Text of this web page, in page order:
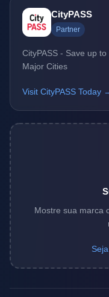
CityPASS
Partner
CityPASS - Save up
Major Cities
Visit CityPASS Today
Mostre sua marca